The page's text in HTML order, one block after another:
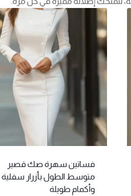
فساتين سهرة صك قصير
متوسط الطول بأزرار سفلية
وأكمام طويلة